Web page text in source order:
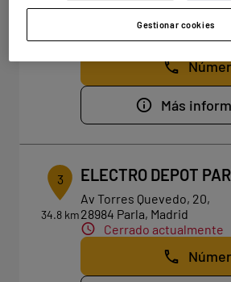
km
Calle Hontanares, 4
28805 Alcala de Henares
Cerrado actualmente
Más
3
34.8 km
ELECTRO DEPOT
Av Torres Quevedo, 20,
28984 Parla, Madrid
Cerrado actualmente
Gestionar cookies